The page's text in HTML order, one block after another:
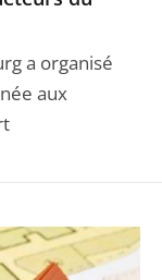
a organisé
aux